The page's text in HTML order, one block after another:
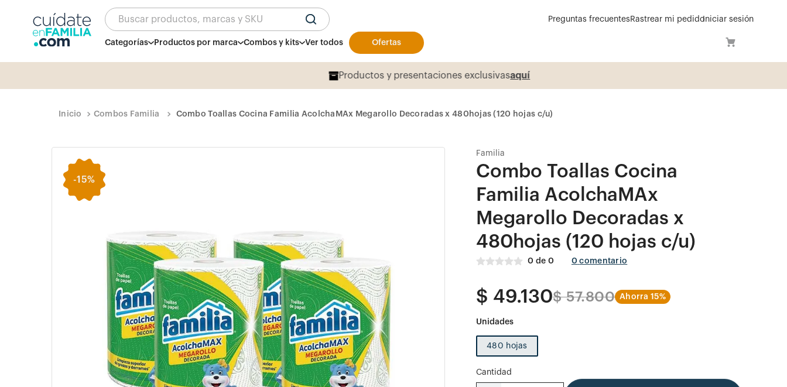
Buscar productos, marcas y SKU Preguntas frecuentes Rastrear mi pedidoIniciar sesión
Categorías Productos por marca Combos y kits Ver todos Ofertas
Productos y presentaciones exclusivasaquí
Combos Familia Combo Toallas Cocina Familia AcolchaMAx Megarollo Decoradas x 480hojas (120 hojas c/u)
-15%
Familia
Combo Toallas Cocina
Familia AcolchaMAx
Megarollo Decoradas x
480hojas (120 hojas c/u)
0 de 0 0 comentario
$ 49.130$ 57.800 Ahorra15%
480 hojas
Cantidad